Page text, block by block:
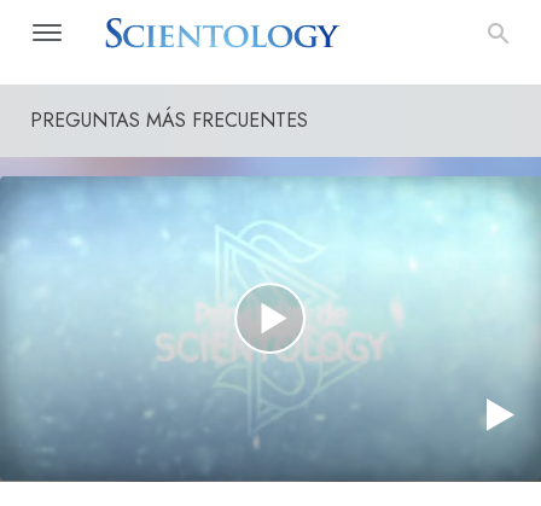
PREGUNTAS MÁS FRECUENTES